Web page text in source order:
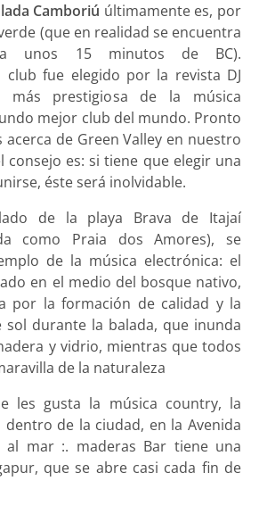
Camboriú últimamente es, por
(que en realidad se encuentra
unos 15 minutos de BC).
club fue elegido por la revista DJ
más prestigiosa de la música
mejor club del mundo. Pronto
acerca de Green Valley en nuestro
consejo es: si tiene que elegir una
éste será inolvidable.
de la playa Brava de Itajaí
como Praia dos Amores), se
de la música electrónica: el
en el medio del bosque nativo,
por la formación de calidad y la
sol durante la balada, que inunda
y vidrio, mientras que todos
de la naturaleza
les gusta la música country, la
dentro de la ciudad, en la Avenida
al mar :. maderas Bar tiene una
que se abre casi cada fin de